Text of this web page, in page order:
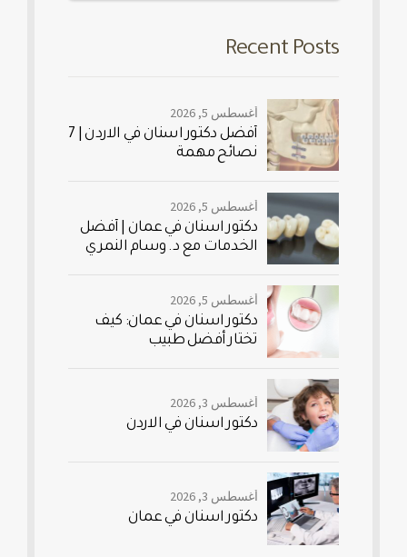
Recent Posts
أغسطس 5, 2026
أفضل دكتور اسنان في الاردن | 7
نصائح مهمة
أغسطس 5, 2026
دكتور اسنان في عمان | أفضل
الخدمات مع د. وسام النمري
أغسطس 5, 2026
دكتور اسنان في عمان: كيف
تختار أفضل طبيب
أغسطس 3, 2026
دكتور اسنان في الاردن
أغسطس 3, 2026
دكتور اسنان في عمان